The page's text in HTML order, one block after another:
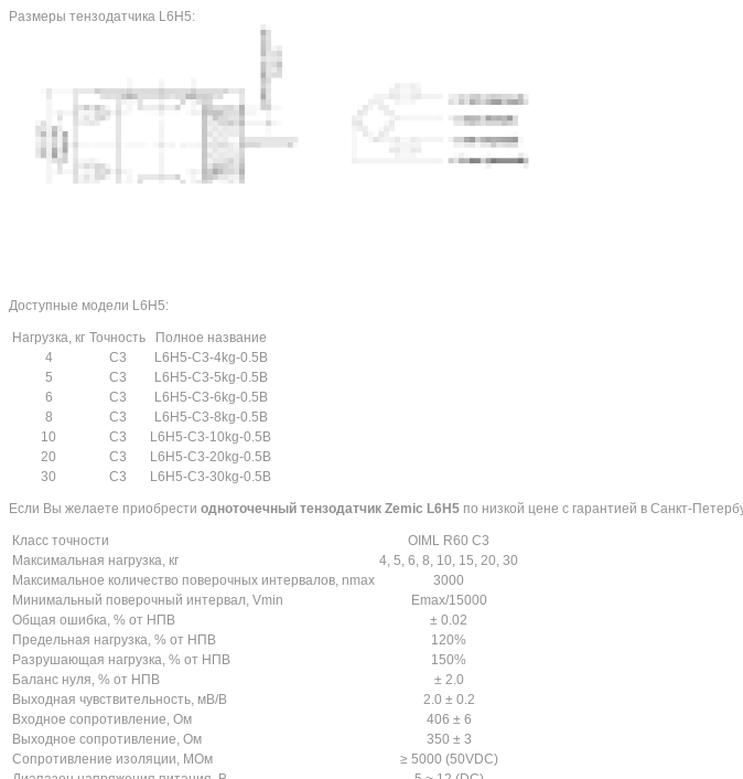
Размеры тензодатчика L6H5:
Доступные модели L6H5:
Нагрузка, кг Точность
Полное название
4
C3
L6H5-C3-4kg-0.5B
5
C3
L6H5-C3-5kg-0.5B
6
C3
L6H5-C3-6kg-0.5B
8
C3
L6H5-C3-8kg-0.5B
10
C3
L6H5-C3-10kg-0.5B
20
C3
L6H5-C3-20kg-0.5B
30
C3 L6H5-C3-30kg-0.5B
Если Вы желаете приобрести одноточечный тензодатчик Zemic L6H5 по низкой цене с гарантией в Санкт-
Класс точности
OIML R60 C3
Максимальная нагрузка, кг
4, 5, 6, 8, 10, 15, 20, 30
Максимальное количество поверочных интервалов, nmax
3000
Минимальный поверочный интервал, Vmin
Emax/15000
Общая ошибка, % от НПВ
± 0.02
Предельная нагрузка, % от НПВ
120%
Разрушающая нагрузка, % от НПВ
150%
Баланс нуля, % от НПВ
± 2.0
Выходная чувствительность, мВ/В
2.0 ± 0.2
Входное сопротивление, Ом
406 ± 6
Выходное сопротивление, Ом
350 ± 3
Сопротивление изоляции, МОм
≥ 5000 (50VDC)